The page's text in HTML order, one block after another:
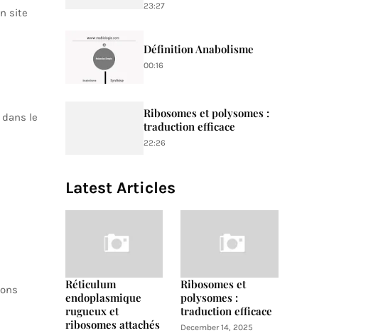
site
le
23:27
Définition Anabolisme
00:16
Ribosomes et polysomes :
traduction efficace
22:26
Latest Articles
Réticulum
endoplasmique
rugueux et
ribosomes attachés
Ribosomes et
polysomes :
traduction efficace
December 14, 2025